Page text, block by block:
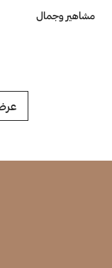
مشاهير وجمال